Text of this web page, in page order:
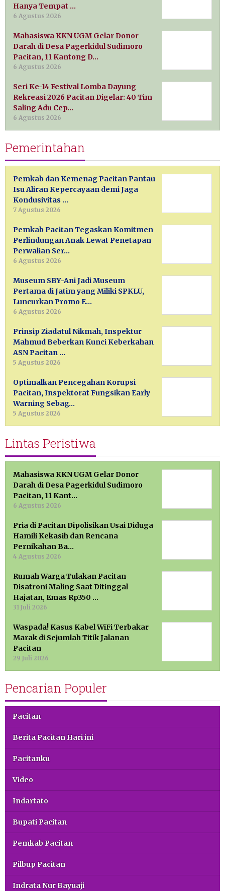
Hanya Tempat …
6 Agustus 2026
Mahasiswa KKN UGM Gelar Donor
Darah di Desa Pagerkidul Sudimoro
Pacitan, 11 Kantong D…
6 Agustus 2026
Seri Ke-14 Festival Lomba Dayung
Rekreasi 2026 Pacitan Digelar: 40 Tim
Saling Adu Cep…
6 Agustus 2026
Pemerintahan
Pemkab dan Kemenag Pacitan Pantau
Isu Aliran Kepercayaan demi Jaga
Kondusivitas …
7 Agustus 2026
Pemkab Pacitan Tegaskan Komitmen
Perlindungan Anak Lewat Penetapan
Perwalian Ser…
6 Agustus 2026
Museum SBY-Ani Jadi Museum
Pertama di Jatim yang Miliki SPKLU,
Luncurkan Promo E…
6 Agustus 2026
Prinsip Ziadatul Nikmah, Inspektur
Mahmud Beberkan Kunci Keberkahan
ASN Pacitan …
5 Agustus 2026
Optimalkan Pencegahan Korupsi
Pacitan, Inspektorat Fungsikan Early
Warning Sebag…
5 Agustus 2026
Lintas Peristiwa
Mahasiswa KKN UGM Gelar Donor
Darah di Desa Pagerkidul Sudimoro
Pacitan, 11 Kant…
6 Agustus 2026
Pria di Pacitan Dipolisikan Usai Diduga
Hamili Kekasih dan Rencana
Pernikahan Ba…
4 Agustus 2026
Rumah Warga Tulakan Pacitan
Disatroni Maling Saat Ditinggal
Hajatan, Emas Rp350 …
31 Juli 2026
Waspada! Kasus Kabel WiFi Terbakar
Marak di Sejumlah Titik Jalanan
Pacitan
29 Juli 2026
Pencarian Populer
Pacitan
Berita Pacitan Hari ini
Pacitanku
Video
Indartato
Bupati Pacitan
Pemkab Pacitan
Pilbup Pacitan
Indrata Nur Bayuaji